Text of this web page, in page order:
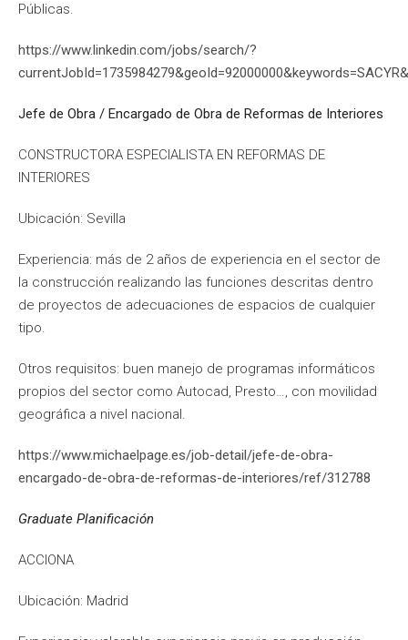
Públicas.
https://www.linkedin.com/jobs/search/?
Jefe de Obra / Encargado de Obra de Reformas de Interiores
CONSTRUCTORA ESPECIALISTA EN REFORMAS DE
INTERIORES
Ubicación: Sevilla
Experiencia: más de 2 años de experiencia en el sector de
la construcción realizando las funciones descritas dentro
de proyectos de adecuaciones de espacios de cualquier
tipo.
Otros requisitos: buen manejo de programas informáticos
propios del sector como Autocad, Presto…, con movilidad
geográfica a nivel nacional.
https://www.michaelpage.es/job-detail/jefe-de-obra-
encargado-de-obra-de-reformas-de-interiores/ref/312788
Graduate Planificación
ACCIONA
Ubicación: Madrid